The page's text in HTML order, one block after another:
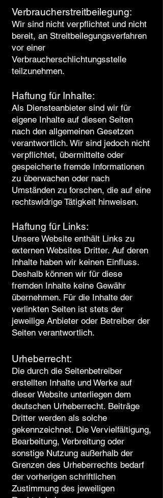
Verbraucherstreitbeilegung:
Wir sind nicht verpflichtet und nicht
bereit, an Streitbeilegungsverfahren
vor einer
Verbraucherschlichtungsstelle
teilzunehmen.
Haftung für Inhalte:
Als Diensteanbieter sind wir für
eigene Inhalte auf diesen Seiten
nach den allgemeinen Gesetzen
verantwortlich. Wir sind jedoch nicht
verpflichtet, übermittelte oder
gespeicherte fremde Informationen
zu überwachen oder nach
Umständen zu forschen, die auf eine
rechtswidrige Tätigkeit hinweisen.
Haftung für Links:
Unsere Website enthält Links zu
externen Websites Dritter. Auf deren
Inhalte haben wir keinen Einfluss.
Deshalb können wir für diese
fremden Inhalte keine Gewähr
übernehmen. Für die Inhalte der
verlinkten Seiten ist stets der
jeweilige Anbieter oder Betreiber der
Seiten verantwortlich.
Urheberrecht:
Die durch die Seitenbetreiber
erstellten Inhalte und Werke auf
dieser Website unterliegen dem
deutschen Urheberrecht. Beiträge
Dritter werden als solche
gekennzeichnet. Die Vervielfältigung,
Bearbeitung, Verbreitung oder
sonstige Nutzung außerhalb der
Grenzen des Urheberrechts bedarf
der vorherigen schriftlichen
Zustimmung des jeweiligen